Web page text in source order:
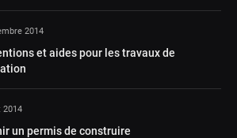
2014
et aides pour les travaux de
2014
un permis de construire